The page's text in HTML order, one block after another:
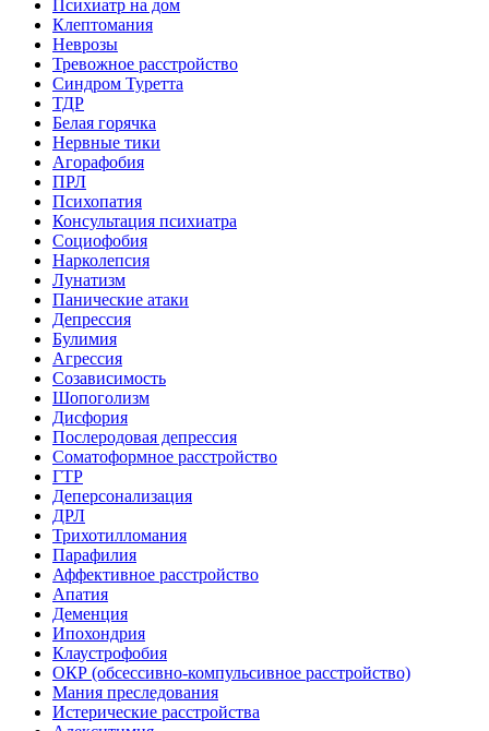
Психиатр на дом
Клептомания
Неврозы
Тревожное расстройство
Синдром Туретта
ТДР
Белая горячка
Нервные тики
Агорафобия
ПРЛ
Психопатия
Консультация психиатра
Социофобия
Нарколепсия
Лунатизм
Панические атаки
Депрессия
Булимия
Агрессия
Созависимость
Шопоголизм
Дисфория
Послеродовая депрессия
Соматоформное расстройство
ГТР
Деперсонализация
ДРЛ
Трихотилломания
Парафилия
Аффективное расстройство
Апатия
Деменция
Ипохондрия
Клаустрофобия
ОКР (обсессивно-компульсивное расстройство)
Мания преследования
Истерические расстройства